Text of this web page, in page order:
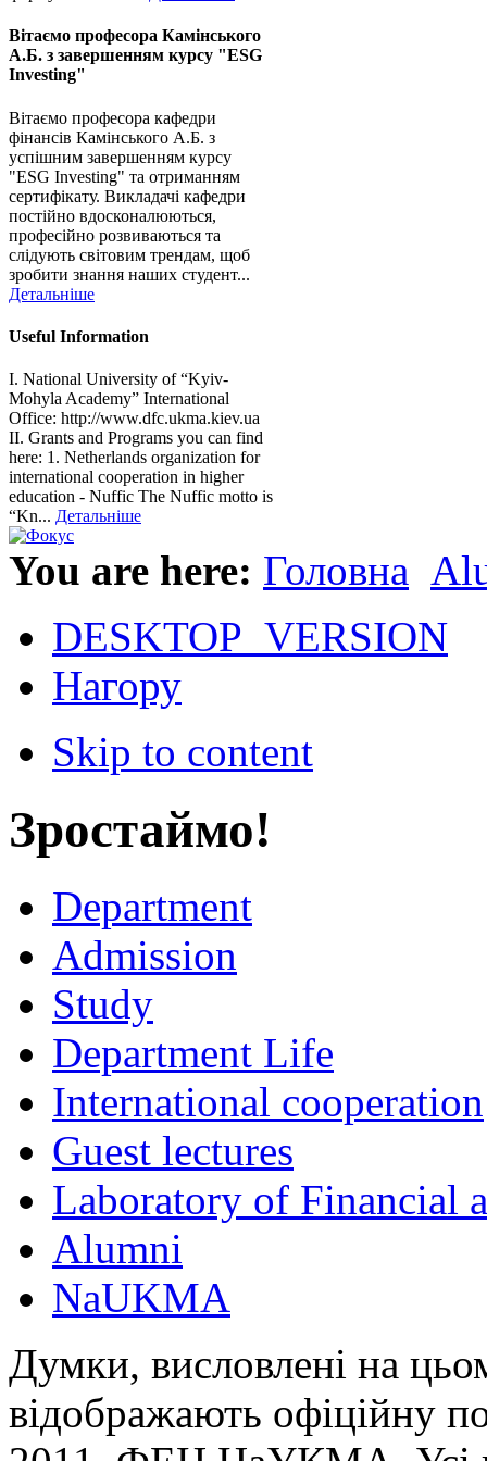
Вітаємо професора Камінського
А.Б. з завершенням курсу "ESG
Investing"
Вітаємо професора кафедри
фінансів Камінського А.Б. з
успішним завершенням курсу
"ESG Investing" та отриманням
сертифікату. Викладачі кафедри
постійно вдосконалюються,
професійно розвиваються та
слідують світовим трендам, щоб
зробити знання наших студент...
Детальніше
Useful Information
I. National University of “Kyiv-
Mohyla Academy” International
Office: http://www.dfc.ukma.kiev.ua
ІІ. Grants and Programs you can find
here: 1. Netherlands organization for
international cooperation in higher
education - Nuffic The Nuffic motto is
“Kn... Детальніше
You are here: Головна
DESKTOP_VERSION
Нагору
Skip to content
Зростаймо!
Department
Admission
Study
Department Life
International cooperation
Guest lectures
Laboratory of Financial
Alumni
NaUKMA
Думки, висловлені на
відображають офіційну